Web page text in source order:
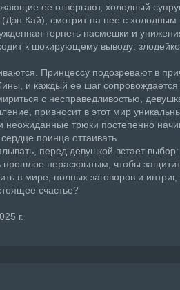
ее отвергают, холодный
Кай), смотрит на нее с холодным
терпеть насмешки и
к шокирующему выводу:
Принцессу подозревают в
и каждый ее шаг
с несправедливостью,
привносит в этот мир
неожиданные трюки постепенно
принца оттаивать.
перед девушкой встает
прошлое нераскрытым, чтобы
в мире, полных заговоров и интриг,
счастье?
г.